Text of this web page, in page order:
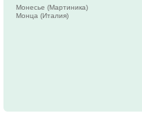
Монесье (Мартиника)
Монца (Италия)